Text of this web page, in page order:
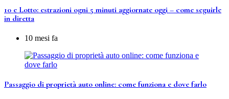
10 e Lotto: estrazioni ogni 5 minuti aggiornate oggi – come seguirle
in diretta
10 mesi fa
Passaggio di proprietà auto online: come funziona e dove farlo